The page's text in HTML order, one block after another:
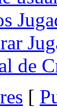
de
[